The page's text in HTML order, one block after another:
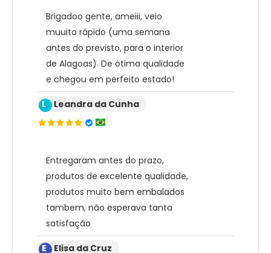
Brigadoo gente, ameiii, veio
muuito rápido (uma semana
antes do previsto, para o interior
de Alagoas). De ótima qualidade
e chegou em perfeito estado!
L Leandra da Cunha
Entregaram antes do prazo,
produtos de excelente qualidade,
produtos muito bem embalados
tambem, não esperava tanta
satisfação
E Elisa da Cruz